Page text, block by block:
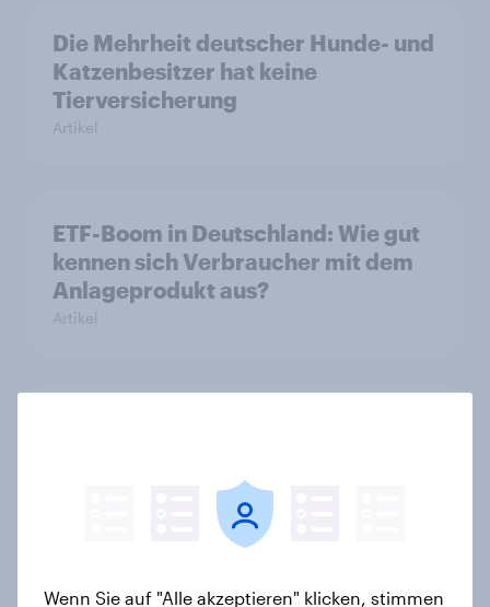
Die Mehrheit deutscher Hunde- und
Katzenbesitzer hat keine
Tierversicherung
Artikel
ETF-Boom in Deutschland: Wie gut
kennen sich Verbraucher mit dem
Anlageprodukt aus?
Artikel
Artikel
Wenn Sie auf "Alle akzeptieren" klicken, stimmen